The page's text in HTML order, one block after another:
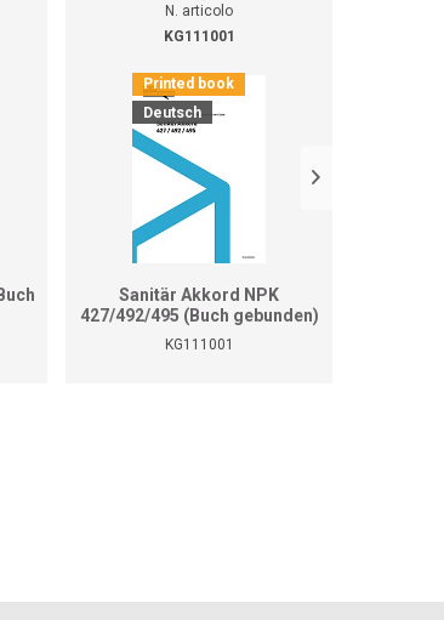
N. articolo
KG111001
Printed book
Deutsch
Sanitär Akkord NPK
427/492/495 (Buch gebunden)
KG111001